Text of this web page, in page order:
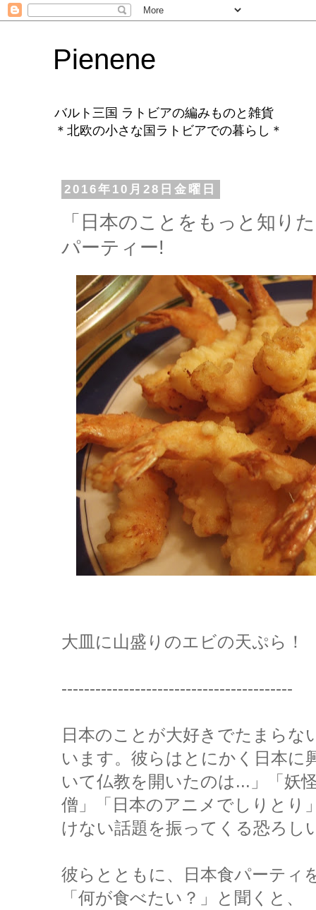
Pienene
バルト三国 ラトビアの編みものと雑貨
＊北欧の小さな国ラトビアでの暮らし＊
2016年10月28日金曜日
「日本のことをもっと知り
パーティー!
大皿に山盛りのエビの天ぷら！
-----------------------------------------
日本のことが大好きでたまらな
います。彼らはとにかく日本に
いて仏教を開いたのは...」「妖
僧」「日本のアニメでしりとり
けない話題を振ってくる恐ろし
彼らとともに、日本食パーティ
「何が食べたい？」と聞くと、